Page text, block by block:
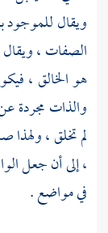
ويقال للموجود
الصفات ، ويقال
هو الخالق ،
والذات مجردة
لم تخلق ،
، إلى أن جعل
في مواضع .